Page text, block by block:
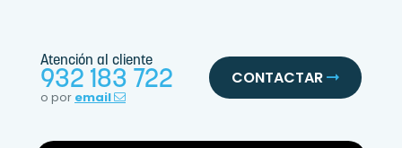
Atención al cliente
932 183 722
o por email
CONTACTAR